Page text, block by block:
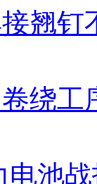
翘钉
绕
电池